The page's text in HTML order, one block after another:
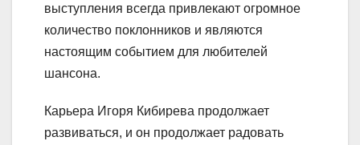
выступления всегда привлекают огромное
количество поклонников и являются
настоящим событием для любителей
шансона.
Карьера Игоря Кибирева продолжает
развиваться, и он продолжает радовать